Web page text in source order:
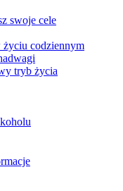
swoje cele
codziennym
tryb życia